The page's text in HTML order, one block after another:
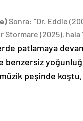
Sonra: “Dr. Eddie
Stormare (2025), hala
patlamaya
benzersiz
peşinde koştu,